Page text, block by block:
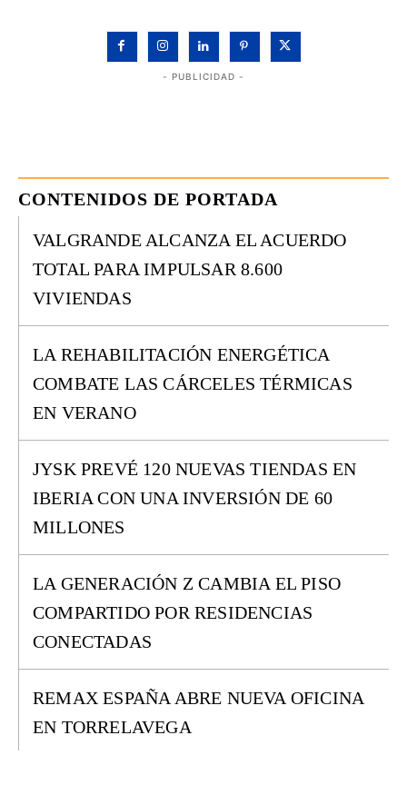
- PUBLICIDAD -
CONTENIDOS DE PORTADA
VALGRANDE ALCANZA EL ACUERDO
TOTAL PARA IMPULSAR 8.600
VIVIENDAS
LA REHABILITACIÓN ENERGÉTICA
COMBATE LAS CÁRCELES TÉRMICAS
EN VERANO
JYSK PREVÉ 120 NUEVAS TIENDAS EN
IBERIA CON UNA INVERSIÓN DE 60
MILLONES
LA GENERACIÓN Z CAMBIA EL PISO
COMPARTIDO POR RESIDENCIAS
CONECTADAS
REMAX ESPAÑA ABRE NUEVA OFICINA
EN TORRELAVEGA